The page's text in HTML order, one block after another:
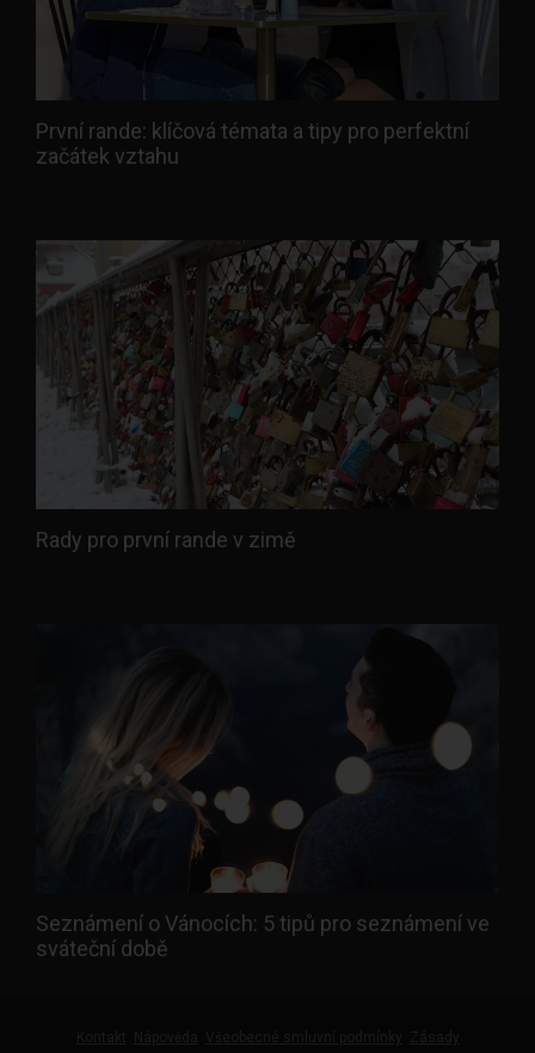
První rande: klíčová témata a tipy pro perfektní
začátek vztahu
Rady pro první rande v zimě
Seznámení o Vánocích: 5 tipů pro seznámení ve
sváteční době